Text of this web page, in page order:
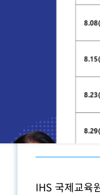
IHS 국제교육